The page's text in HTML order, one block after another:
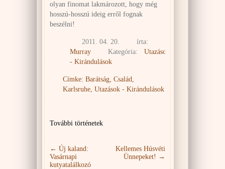
olyan finomat lakmározott, hogy még
hosszú-hosszú ideig erről fognak
beszélni!
2011. 04. 20.
írta:
Murray
Kategória:
Utazások
- Kirándulások
Címke: Barátság, Család,
Karlsruhe, Utazások - Kirándulások
További történetek
← Új kaland:
Vasárnapi
kutyatalálkozó
Kellemes Húsvéti
Ünnepeket! →